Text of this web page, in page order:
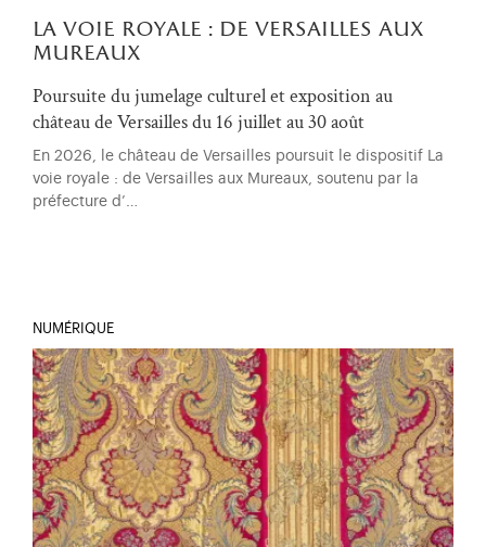
la voie royale : de versailles aux
mureaux
Poursuite du jumelage culturel et exposition au
château de Versailles du 16 juillet au 30 août
En 2026, le château de Versailles poursuit le dispositif La
voie royale : de Versailles aux Mureaux, soutenu par la
préfecture d’…
NUMÉRIQUE